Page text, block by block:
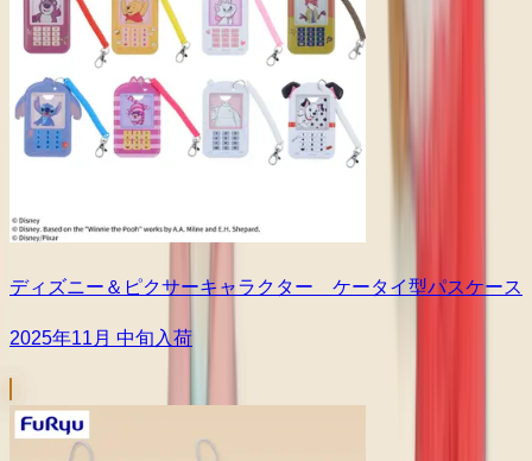
ディズニー＆ピクサーキャラクター ケータイ型パスケース
2025年11月 中旬入荷